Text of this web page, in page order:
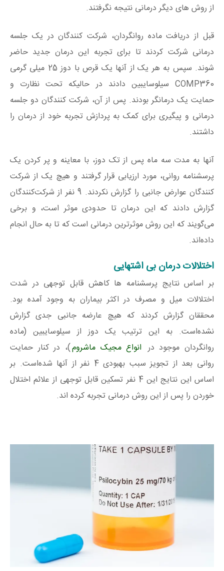
از روش های دیگر درمانی نتیجه نگرفتند.
قبل از دریافت ماده روانگردان، شرکت کنندگان در یک جلسه
درمانی شرکت کردند تا برای تجربه این درمان جدید حاضر
شوند. سپس به هر یک از آنها یک قرص با دوز 25 میلی گرمی
COMP360 سیلوسایبین دادند در حالیکه تحت نظارت و
حمایت یک درمانگر بودند. پس از آن، شرکت کنندگان دو جلسه
درمانی و پیگیری برای کمک به پردازش تجربه خود از درمان را
داشتند.
آنها به مدت سه ماه پس از تک دوز، با معاینه و پر کردن یک
پرسشنامه روانی، مورد ارزیابی قرار گرفتند و هیچ یک از شرکت
کنندگان عوارض جانبی را گزارش نکردند. 9 نفر از شرکت‌کنندگان
گزارش دادند که این درمان تا حدودی موثر است، و برخی
می‌گویند که این روش موثرترین درمانی است که تا به حال انجام
داده‌اند.
اختلالات درمان بی اشتهایی
بر اساس نتایج پرسشنامه ها کاهش قابل توجهی در شدت
اختلالات میل و مصرف در اکثر بیماران به وجود آمده بود.
محققان گزارش کردند که هیچ عارضه جانبی جدی گزارش
نشده‌است. به این ترتیب یک دوز از سیلوسایبین (ماده
روانگردان موجود در انواع مجیک ماشروم)، در کنار حمایت
روانی بعد از تجویز سبب بهبودی 4 نفر از آنها شده‌است. بر
اساس این نتایج این 4 نفر تسکین قابل‌ توجهی از علائم اختلال
خوردن را پس از این روش درمانی تجربه کرده اند.